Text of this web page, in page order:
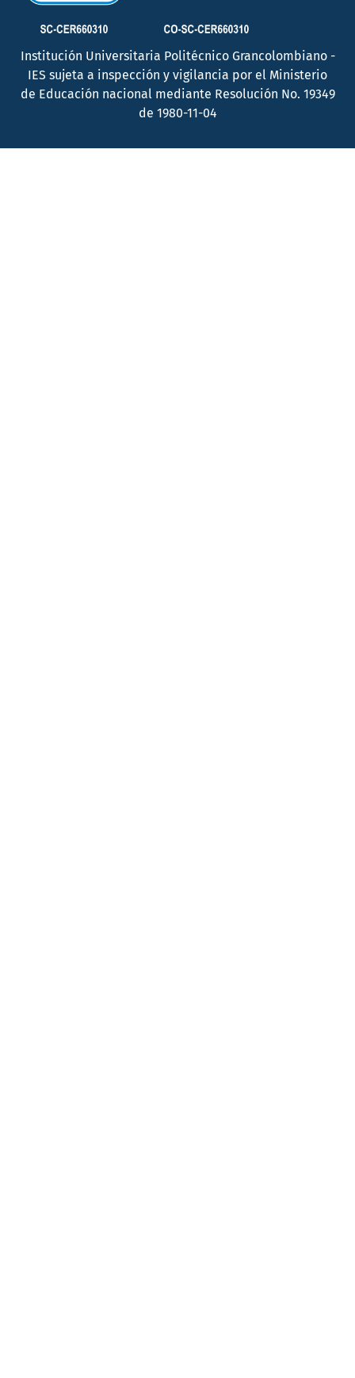
Institución Universitaria Politécnico Grancolombiano -
IES sujeta a inspección y vigilancia por el Ministerio
de Educación nacional mediante Resolución No. 19349
de 1980-11-04